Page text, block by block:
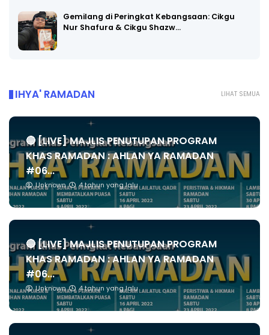
Gemilang di Peringkat Kebangsaan: Cikgu
Nur Shafura & Cikgu Shazw…
LIHAT SEMUA
IHYA' RAMADAN
🔴 [LIVE] MAJLIS PENUTUPAN PROGRAM
KHAS RAMADAN : AHLAN YA RAMADAN
#06...
Unknown 4 tahun yang lalu
🔴 [LIVE] MAJLIS PENUTUPAN PROGRAM
KHAS RAMADAN : AHLAN YA RAMADAN
#06...
Unknown 4 tahun yang lalu